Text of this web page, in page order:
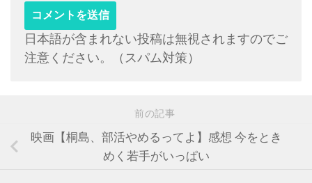
日本語が含まれない投稿は無視されますのでご
注意ください。（スパム対策）
前の記事
映画【桐島、部活やめるってよ】感想 今をとき
めく若手がいっぱい